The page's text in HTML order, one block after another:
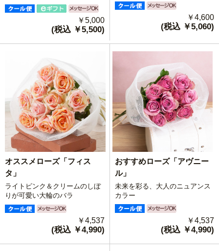
￥5,000
(税込 ￥5,500)
￥4,600
(税込 ￥5,060)
オススメローズ「フィス
タ」
ライトピンク＆クリームのしぼ
りが可愛い大輪のバラ
￥4,537
(税込 ￥4,990)
おすすめローズ「アヴニー
ル」
未来を彩る、大人のニュアンス
カラー
￥4,537
(税込 ￥4,990)